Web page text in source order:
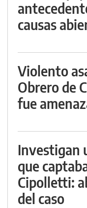
causas
Violento
Obrero de
fue
Investigan
que
Cipolletti:
del caso